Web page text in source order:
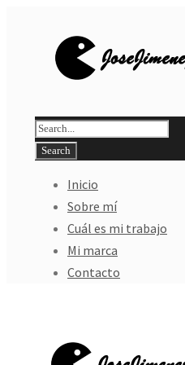
Inicio
Sobre mí
Cuál es mi trabajo
Mi marca
Contacto